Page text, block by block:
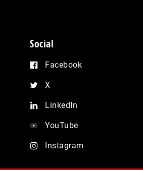
Social
Facebook
X
LinkedIn
YouTube
Instagram